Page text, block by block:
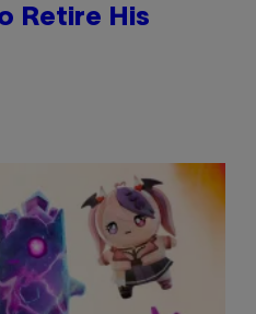
Retire His